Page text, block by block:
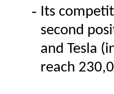
- Its
second
and Tesla
reach